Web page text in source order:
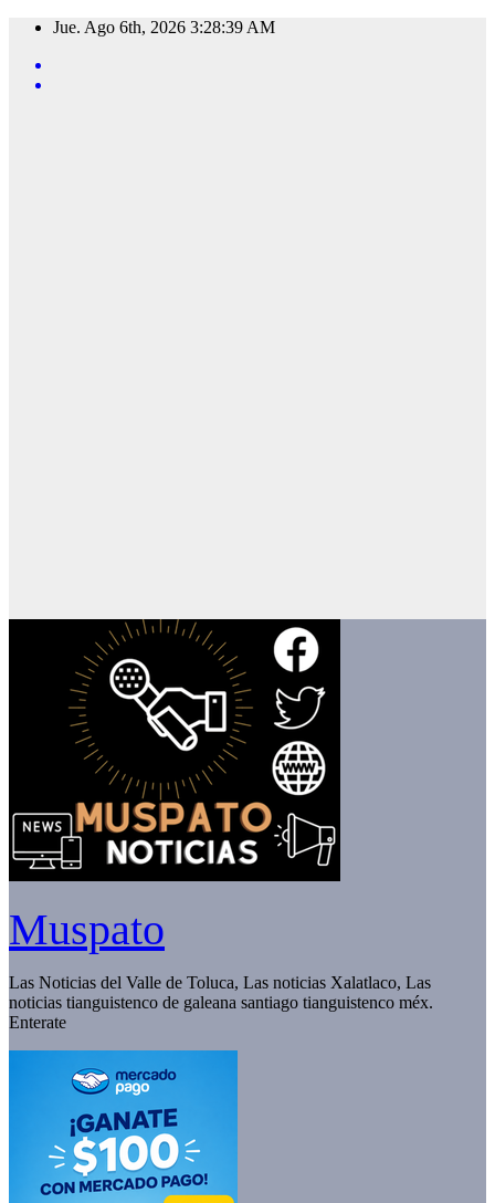
Saltar
contenido
Jue. Ago 6th, 2026 3:28:40 AM
Muspato
Las Noticias del Valle de Toluca, Las noticias Xalatlaco, Las
noticias tianguistenco de galeana santiago tianguistenco méx.
Enterate